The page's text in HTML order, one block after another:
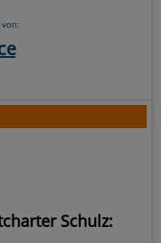
Schulz: